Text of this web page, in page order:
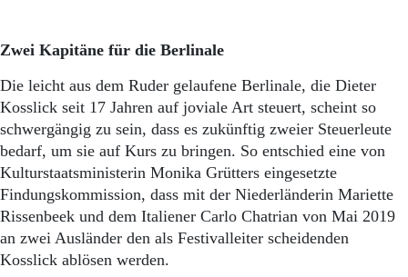
Zwei Kapitäne für die Berlinale
Die leicht aus dem Ruder gelaufene Berlinale, die Dieter
Kosslick seit 17 Jahren auf joviale Art steuert, scheint so
schwergängig zu sein, dass es zukünftig zweier Steuerleute
bedarf, um sie auf Kurs zu bringen. So entschied eine von
Kulturstaatsministerin Monika Grütters eingesetzte
Findungskommission, dass mit der Niederländerin Mariette
Rissenbeek und dem Italiener Carlo Chatrian von Mai 2019
an zwei Ausländer den als Festivalleiter scheidenden
Kosslick ablösen werden.